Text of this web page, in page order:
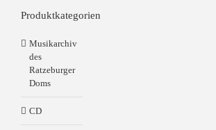
Produktkategorien
Musikarchiv
des
Ratzeburger
Doms
CD